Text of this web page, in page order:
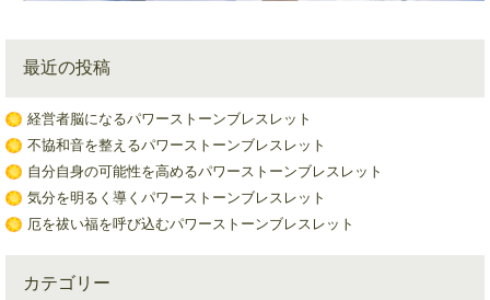
最近の投稿
経営者脳になるパワーストーンブレスレット
不協和音を整えるパワーストーンブレスレット
自分自身の可能性を高めるパワーストーンブレスレット
気分を明るく導くパワーストーンブレスレット
厄を祓い福を呼び込むパワーストーンブレスレット
カテゴリー